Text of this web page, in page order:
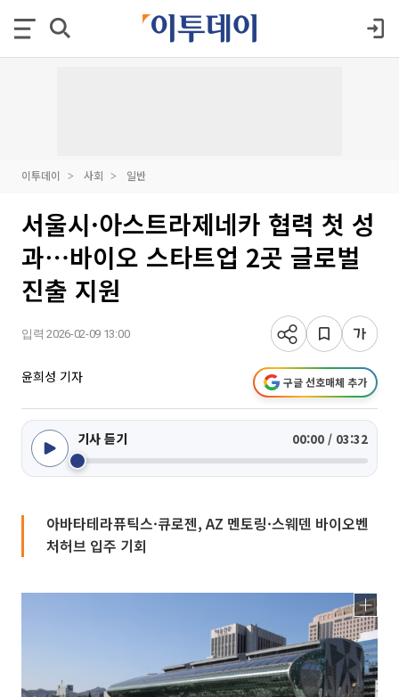
이투데이 사회 일반
서울시·아스트라제네카 협력 첫 성
과⋯바이오 스타트업 2곳 글로벌
진출 지원
입력 2026-02-09 13:00
윤희성 기자 구글 선호매체 추가
기사 듣기 00:00 / 03:32
아바타테라퓨틱스·큐로젠, AZ 멘토링·스웨덴 바이오벤
처허브 입주 기회